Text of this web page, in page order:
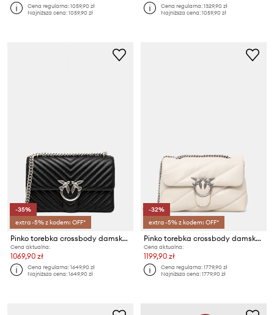
Cena regularna:1059,90 zł
Najniższa cena:1059,90 zł
Cena regularna:1329,90 zł
Najniższa cena:1059,90 zł
-35%
extra -5% z kodem: OFF*
Pinko torebka crossbody damska skórzana
Cena aktualna:
1069,90 zł
Cena regularna:1649,90 zł
Najniższa cena:1649,90 zł
-32%
extra -5% z kodem: OFF*
Pinko torebka crossbody damska skórzana
Cena aktualna:
1199,90 zł
Cena regularna:1779,90 zł
Najniższa cena:1779,90 zł